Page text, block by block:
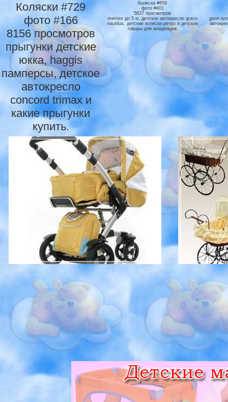
Коляски #729
фото #166
8156 просмотров
прыгунки детские
юкка, haggis
памперсы, детское
автокресло
concord trimax и
какие прыгунки
купить.
Коляски #859
фото #401
5837 просмотров
merries до 5 кг, детское автокресло graco
nautilus, детские коляски ретро и детские
товары для младенцев.
goon